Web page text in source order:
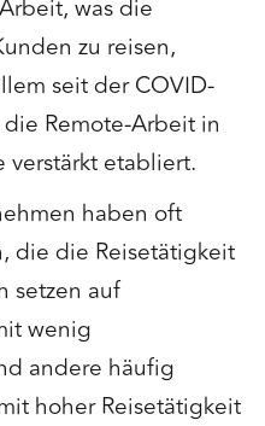
was die
zu reisen,
seit der COVID-
Remote-Arbeit in
verstärkt etabliert.
haben oft
die die Reisetätigkeit
setzen auf
wenig
andere häufig
hoher Reisetätigkeit